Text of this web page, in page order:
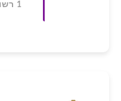
1 רשומה